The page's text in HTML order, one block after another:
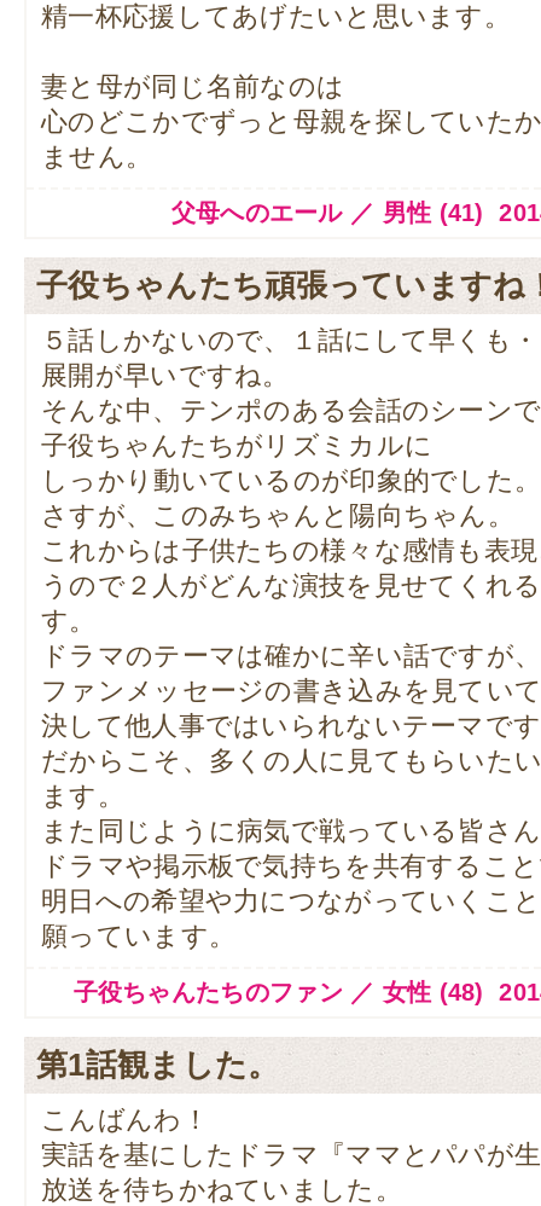
精一杯応援してあげたいと思います。
妻と母が同じ名前なのは
心のどこかでずっと母親を探していた
ません。
父母へのエール ／ 男性 (41)
子役ちゃんたち頑張っていますね
５話しかないので、１話にして早くも
展開が早いですね。
そんな中、テンポのある会話のシーン
子役ちゃんたちがリズミカルに
しっかり動いているのが印象的でした。
さすが、このみちゃんと陽向ちゃん。
これからは子供たちの様々な感情も表
うので２人がどんな演技を見せてくれ
す。
ドラマのテーマは確かに辛い話ですが、
ファンメッセージの書き込みを見てい
決して他人事ではいられないテーマで
だからこそ、多くの人に見てもらいた
ます。
また同じように病気で戦っている皆さ
ドラマや掲示板で気持ちを共有するこ
明日への希望や力につながっていくこ
願っています。
子役ちゃんたちのファン ／ 女性 (48)
第1話観ました。
こんばんわ！
実話を基にしたドラマ『ママとパパが
放送を待ちかねていました。